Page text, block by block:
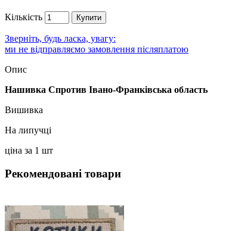
Кількість Купити
Зверніть, будь ласка, увагу:
ми не відправляємо замовлення післяплатою
Опис
Нашивка Спротив Івано-Франківська область
Вишивка
На липучці
ціна за 1 шт
Рекомендовані товари